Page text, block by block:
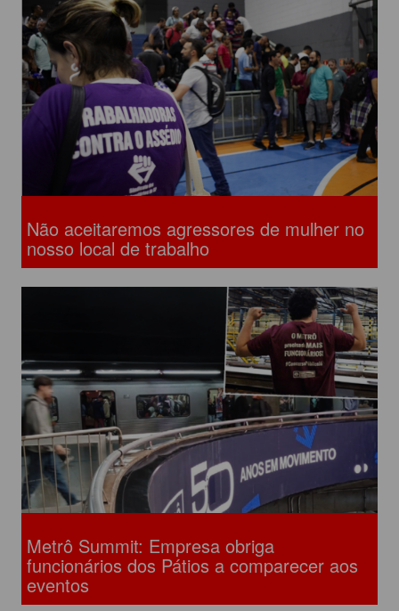
Não aceitaremos agressores de mulher no
nosso local de trabalho
Metrô Summit: Empresa obriga
funcionários dos Pátios a comparecer aos
eventos